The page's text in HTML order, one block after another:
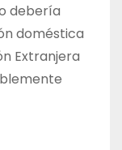
debería
doméstica
Extranjera